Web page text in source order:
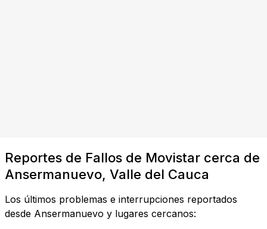
Reportes de Fallos de Movistar cerca de
Ansermanuevo, Valle del Cauca
Los últimos problemas e interrupciones reportados
desde Ansermanuevo y lugares cercanos: